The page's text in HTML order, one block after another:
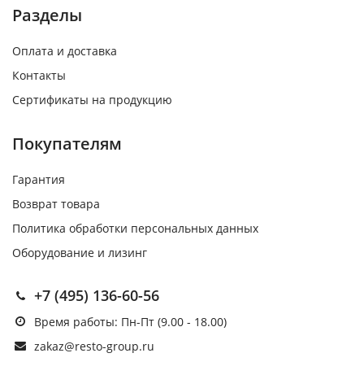
Разделы
Оплата и доставка
Контакты
Сертификаты на продукцию
Покупателям
Гарантия
Возврат товара
Политика обработки персональных данных
Оборудование и лизинг
+7 (495) 136-60-56
Время работы: Пн-Пт (9.00 - 18.00)
zakaz@resto-group.ru